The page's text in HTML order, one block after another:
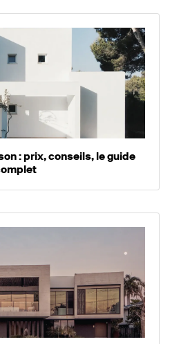
: prix, conseils, le guide